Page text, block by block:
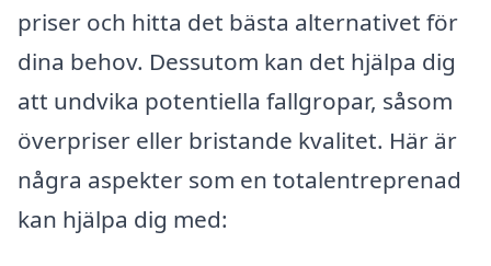
priser och hitta det bästa alternativet för
dina behov. Dessutom kan det hjälpa dig
att undvika potentiella fallgropar, såsom
överpriser eller bristande kvalitet. Här är
några aspekter som en totalentreprenad
kan hjälpa dig med: